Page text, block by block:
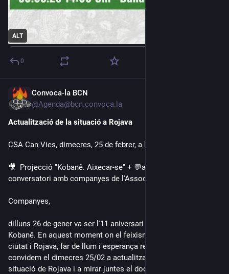
ALT
0
Convoca-la BCN
@Agenda@bcn.convoca.la
Actualització de la situació a Rojava
CSA Can Vies, dimecres, 25 de febrer, a les 19:00 CET
🎥  Projecció "Kobanê. Aixecar-se" + 💬actualització i
conversatori amb companyes de l'Associació Berfîn
Companyes,
dilluns 26 de gener va ser l'11 aniversari de la Resistència de
Kobanê. En aquest moment on el feixisme torna a assetjar la
ciutat i Rojava, far de llum i esperança revolucionària, us
convidem el dimecres 25/02 a actualitzar-nos sobre la
situació de Rojava i a mirar juntes el documental rodat per